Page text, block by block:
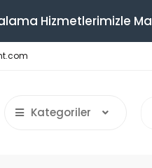
Hizmetlerimizle
Kategoriler